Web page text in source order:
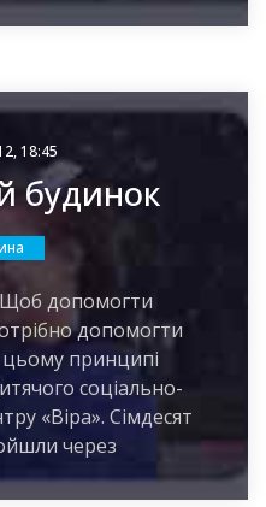
18:45
будинок
допомогти
допомогти
принципі
соціально-
«Віра». Сімдесят
через